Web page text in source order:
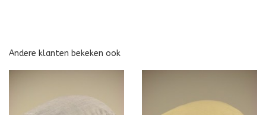
Andere klanten bekeken ook